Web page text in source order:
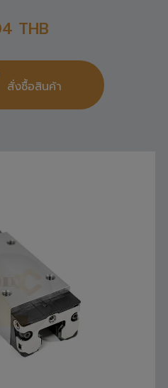
THB
สั่งซื้อสินค้า